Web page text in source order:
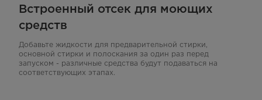
Встроенный отсек для моющих
средств
Добавьте жидкости для предварительной стирки,
основной стирки и полоскания за один раз перед
запуском - различные средства будут подаваться на
соответствующих этапах.